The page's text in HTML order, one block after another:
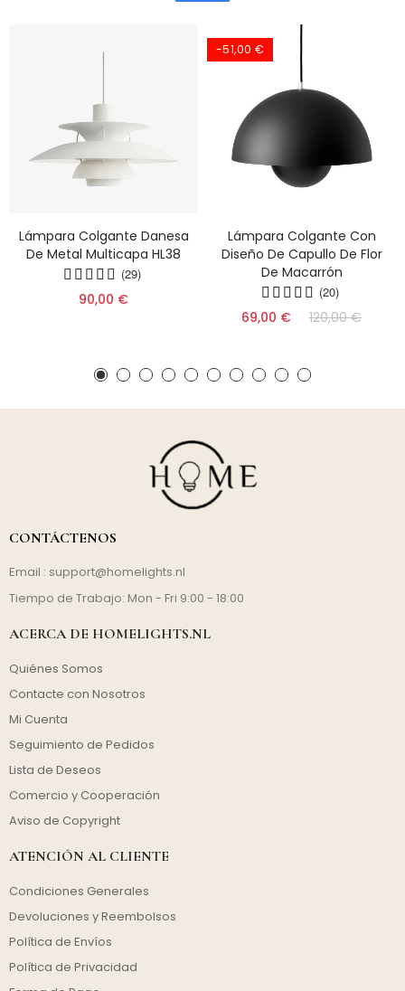
Lámpara Colgante Danesa
De Metal Multicapa HL38
(29)
90,00 €
-51,00 €
Lámpara Colgante Con
Diseño De Capullo De Flor
De Macarrón
(20)
69,00 € 120,00 €
CONTÁCTENOS
Email : support@homelights.nl
Tiempo de Trabajo: Mon - Fri 9:00 - 18:00
ACERCA DE HOMELIGHTS.NL
Quiénes Somos
Contacte con Nosotros
Mi Cuenta
Seguimiento de Pedidos
Lista de Deseos
Comercio y Cooperación
Aviso de Copyright
ATENCIÓN AL CLIENTE
Condiciones Generales
Devoluciones y Reembolsos
Política de Envíos
Política de Privacidad